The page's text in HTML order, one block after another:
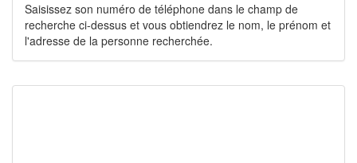
Saisissez son numéro de téléphone dans le champ de
recherche ci-dessus et vous obtiendrez le nom, le prénom et
l'adresse de la personne recherchée.